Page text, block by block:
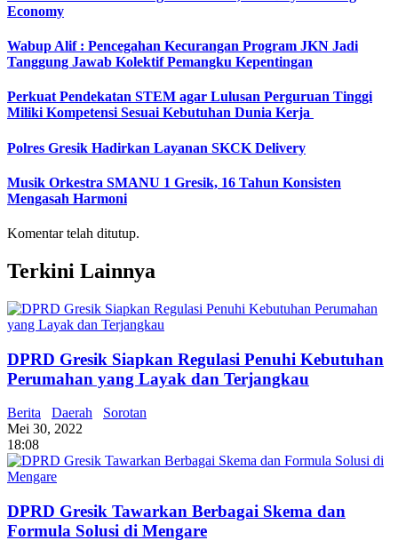
Economy
Wabup Alif : Pencegahan Kecurangan Program JKN Jadi
Tanggung Jawab Kolektif Pemangku Kepentingan
Perkuat Pendekatan STEM agar Lulusan Perguruan Tinggi
Miliki Kompetensi Sesuai Kebutuhan Dunia Kerja
Polres Gresik Hadirkan Layanan SKCK Delivery
Musik Orkestra SMANU 1 Gresik, 16 Tahun Konsisten
Mengasah Harmoni
Komentar telah ditutup.
Terkini Lainnya
DPRD Gresik Siapkan Regulasi Penuhi Kebutuhan
Perumahan yang Layak dan Terjangkau
Berita Daerah
Sorotan
Mei 30, 2022
18:08
DPRD Gresik Tawarkan Berbagai Skema dan
Formula Solusi di Mengare